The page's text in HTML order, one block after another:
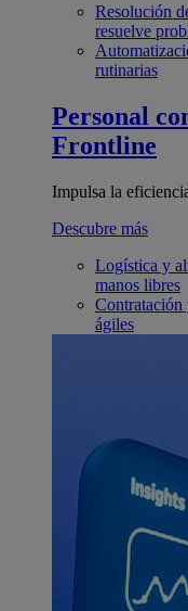
Resolución
resuelve
rutinarias
Personal
Frontline
Impulsa la
Descubre más
Logística y
manos libres
Contratación
ágiles